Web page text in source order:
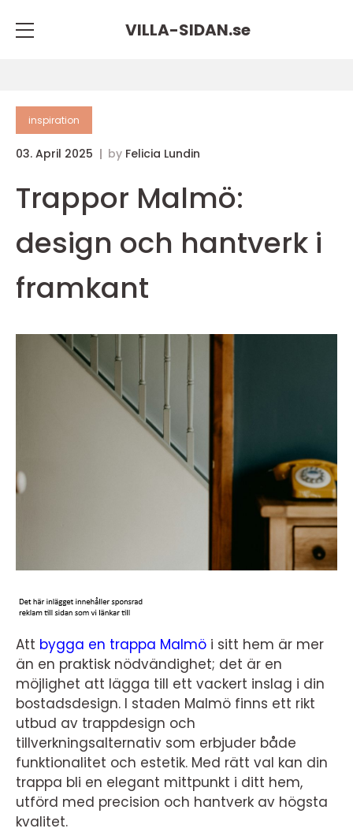
VILLA-SIDAN.se
inspiration
03. April 2025 by Felicia Lundin
Trappor Malmö:
design och hantverk i
framkant
Att bygga en trappa Malmö i sitt hem är mer
än en praktisk nödvändighet; det är en
möjlighet att lägga till ett vackert inslag i din
bostadsdesign. I staden Malmö finns ett rikt
utbud av trappdesign och
tillverkningsalternativ som erbjuder både
funktionalitet och estetik. Med rätt val kan din
trappa bli en elegant mittpunkt i ditt hem,
utförd med precision och hantverk av högsta
kvalitet.